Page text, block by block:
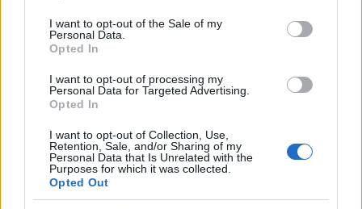
Please note that this website/app uses one or more Google
services and may gather and store information including but
not limited to your visit or usage behaviour. You may click to
use your data for below specified purposes in below Google
consent section.
I want to opt-out of the Sale of my
Personal Data.
Opted In
I want to opt-out of processing my
Personal Data for Targeted Advertising.
Opted In
I want to opt-out of Collection, Use,
Retention, Sale, and/or Sharing of my
Personal Data that Is Unrelated with the
Purposes for which it was collected.
Opted Out